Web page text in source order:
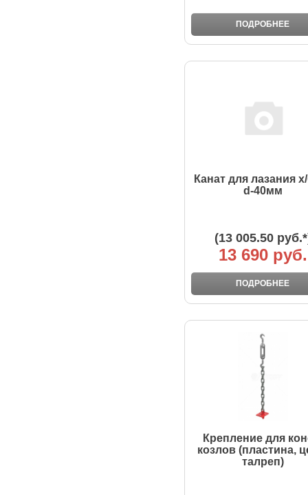
ПОДРОБНЕЕ
Канат для лазания
d-40мм
(13 005.50
13 690 руб.
ПОДРОБНЕЕ
Крепление для
козлов (пластина,
талреп)